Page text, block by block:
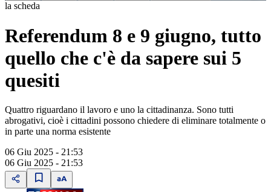
la scheda
Referendum 8 e 9 giugno, tutto
quello che c'è da sapere sui 5
quesiti
Quattro riguardano il lavoro e uno la cittadinanza. Sono tutti
abrogativi, cioè i cittadini possono chiedere di eliminare totalmente o
in parte una norma esistente
06 Giu 2025 - 21:53
06 Giu 2025 - 21:53